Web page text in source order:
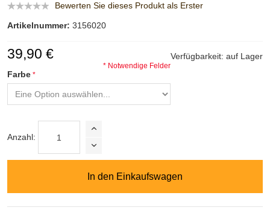
Bewerten Sie dieses Produkt als Erster
Artikelnummer: 3156020
Verfügbarkeit: auf Lager
39,90 €
Farbe
* Notwendige Felder
Anzahl:
In den Einkaufswagen